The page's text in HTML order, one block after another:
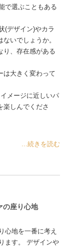
で選ぶこともある
(デザイン)やカラ
いでしょうか。
り、存在感がある
は大きく変わって
メージに近しいパ
楽しんでくださ
...続きを読む
の座り心地
心地を一番に考え
ます。 デザインや